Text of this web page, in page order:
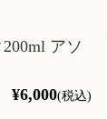
アソ
¥6,000(税込)